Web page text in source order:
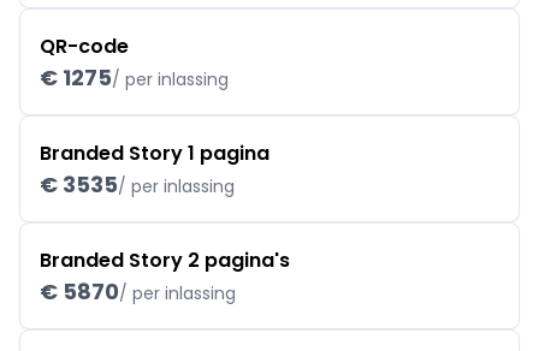
QR-code
€ 1275/ per inlassing
Branded Story 1 pagina
€ 3535/ per inlassing
Branded Story 2 pagina's
€ 5870/ per inlassing